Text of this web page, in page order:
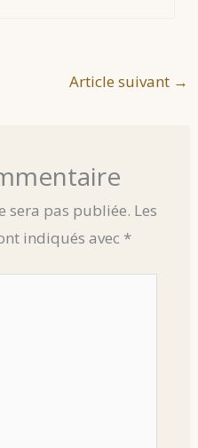
Article suivant →
sera pas publiée. Les
indiqués avec *